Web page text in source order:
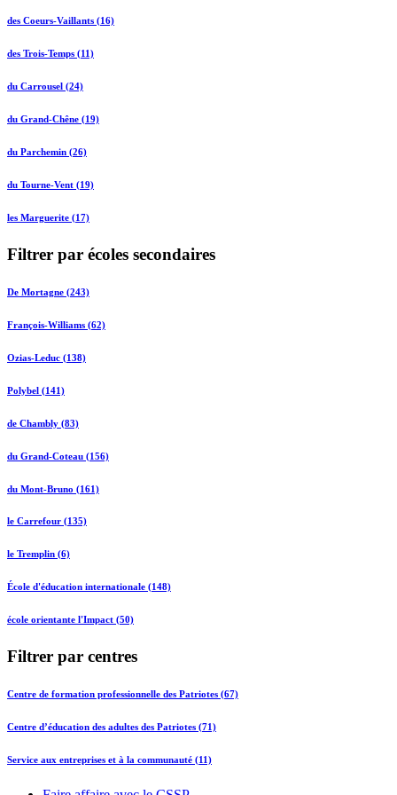
des Coeurs-Vaillants (16)
des Trois-Temps (11)
du Carrousel (24)
du Grand-Chêne (19)
du Parchemin (26)
du Tourne-Vent (19)
les Marguerite (17)
Filtrer par écoles secondaires
De Mortagne (243)
François-Williams (62)
Ozias-Leduc (138)
Polybel (141)
de Chambly (83)
du Grand-Coteau (156)
du Mont-Bruno (161)
le Carrefour (135)
le Tremplin (6)
École d'éducation internationale (148)
école orientante l'Impact (50)
Filtrer par centres
Centre de formation professionnelle des Patriotes (67)
Centre d’éducation des adultes des Patriotes (71)
Service aux entreprises et à la communauté (11)